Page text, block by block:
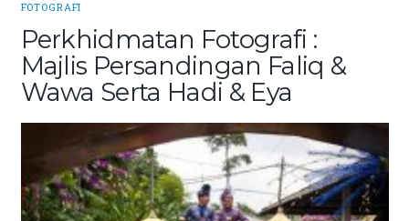
FOTOGRAFI
Perkhidmatan Fotografi :
Majlis Persandingan Faliq &
Wawa Serta Hadi & Eya